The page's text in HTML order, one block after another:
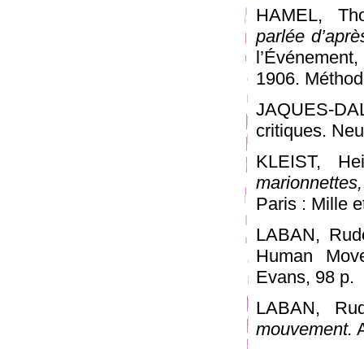
HAMEL,
parlée
1906.
JAQUES-
critiques.
KLEIST,
Paris : Mille
LABAN,
Human
Evans, 98 p.
LABAN,
mouvement.